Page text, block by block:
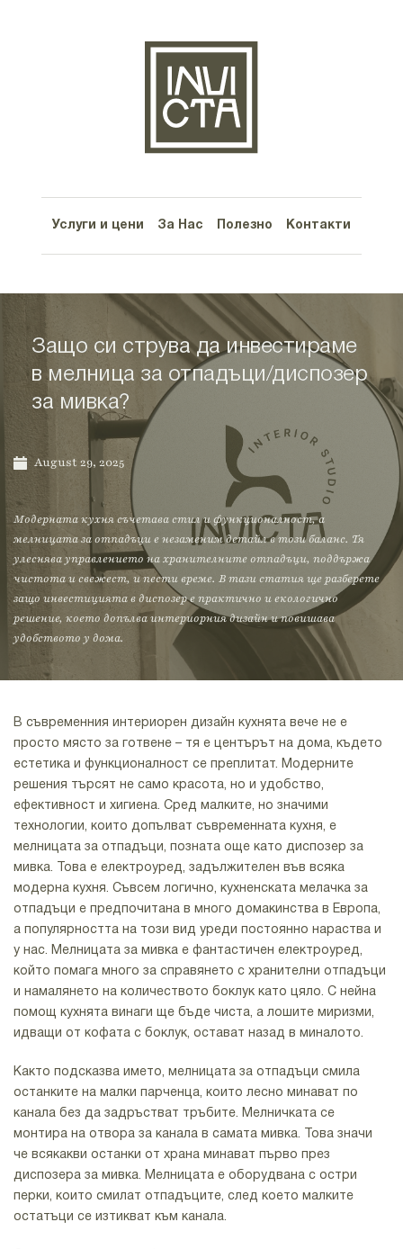
Услуги и цени За Нас Полезно Контакти
Защо си струва да инвестираме
в мелница за отпадъци/диспозер
за мивка?
August 29, 2025
Модерната кухня съчетава стил и функционалност, а
мелницата за отпадъци е незаменим детайл в този баланс. Тя
улеснява управлението на хранителните отпадъци, поддържа
чистота и свежест, и пести време. В тази статия ще разберете
защо инвестицията в диспозер е практично и екологично
решение, което допълва интериорния дизайн и повишава
удобството у дома.
В съвременния интериорен дизайн
кухнята вече не е
просто място за готвене – тя е центърът на дома, където
естетика и функционалност се преплитат. Модерните
решения търсят не само красота, но и удобство,
ефективност и хигиена. Сред малките, но значими
технологии, които допълват съвременната кухня, е
мелницата за отпадъци, позната още като диспозер за
мивка. Това е електроуред, задължителен във всяка
модерна кухня. Съвсем логично, кухненската мелачка за
отпадъци е предпочитана в много домакинства в Европа,
а популярността на този вид уреди постоянно нараства и
у нас. Мелницата за мивка е фантастичен електроуред,
който помага много за справянето с хранителни отпадъци
и намалянето на количеството боклук като цяло. С нейна
помощ кухнята винаги ще бъде чиста, а лошите миризми,
идващи от кофата с боклук, остават назад в миналото.
Както подсказва името, мелницата за отпадъци смила
останките на малки парченца, които лесно минават по
канала без да задръстват тръбите. Мелничката се
монтира на отвора за канала в самата мивка. Това значи
че всякакви останки от храна минават първо през
диспозера за мивка. Мелницата е оборудвана с остри
перки, които смилат отпадъците, след което малките
остатъци се изтикват към канала.